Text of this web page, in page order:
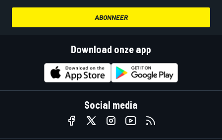
ABONNEER
Download onze app
Social media